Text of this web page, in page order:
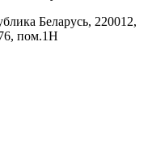
Беларусь, 220012,
пом.1Н